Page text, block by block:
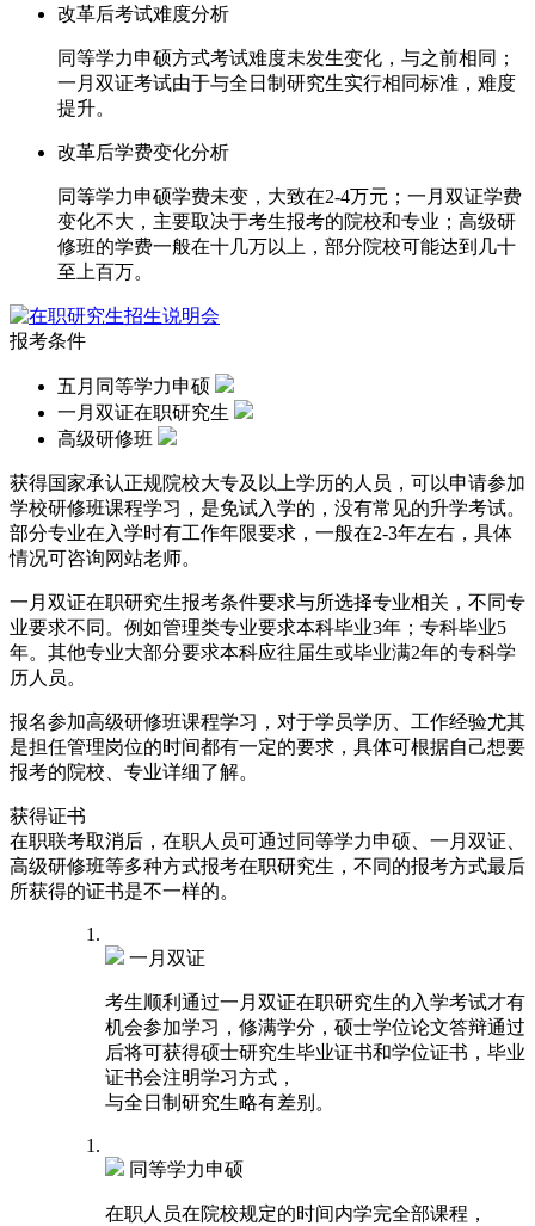
改革后考试难度分析
同等学力申硕方式考试难度未发生变化，与之前相同；
一月双证考试由于与全日制研究生实行相同标准，难度
提升。
改革后学费变化分析
同等学力申硕学费未变，大致在2-4万元；一月双证学费
变化不大，主要取决于考生报考的院校和专业；高级研
修班的学费一般在十几万以上，部分院校可能达到几十
至上百万。
报考条件
五月同等学力申硕
一月双证在职研究生
高级研修班
获得国家承认正规院校大专及以上学历的人员，可以申请参加
学校研修班课程学习，是免试入学的，没有常见的升学考试。
部分专业在入学时有工作年限要求，一般在2-3年左右，具体
情况可咨询网站老师。
一月双证在职研究生报考条件要求与所选择专业相关，不同专
业要求不同。例如管理类专业要求本科毕业3年；专科毕业5
年。其他专业大部分要求本科应往届生或毕业满2年的专科学
历人员。
报名参加高级研修班课程学习，对于学员学历、工作经验尤其
是担任管理岗位的时间都有一定的要求，具体可根据自己想要
报考的院校、专业详细了解。
获得证书
在职联考取消后，在职人员可通过同等学力申硕、一月双证、
高级研修班等多种方式报考在职研究生，不同的报考方式最后
所获得的证书是不一样的。
一月双证
考生顺利通过一月双证在职研究生的入学考试才有
机会参加学习，修满学分，硕士学位论文答辩通过
后将可获得硕士研究生毕业证书和学位证书，毕业
证书会注明学习方式，
与全日制研究生略有差别。
同等学力申硕
在职人员在院校规定的时间内学完全部课程，